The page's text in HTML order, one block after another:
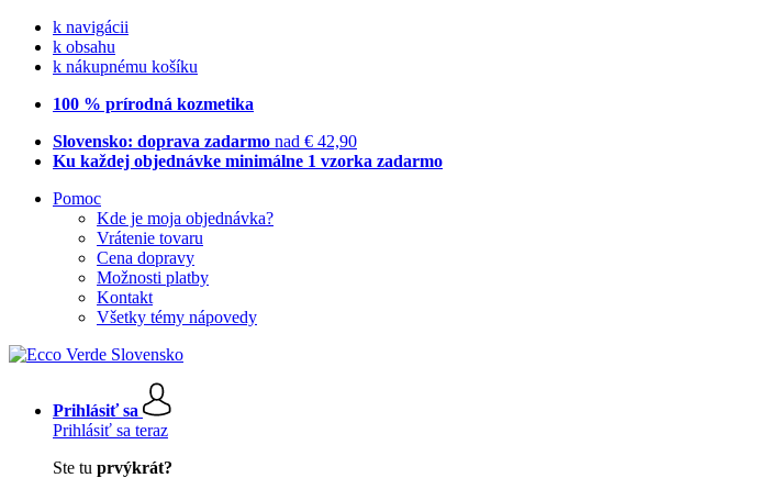
k navigácii
k obsahu
k nákupnému košíku
100 % prírodná kozmetika
Slovensko: doprava zadarmo nad € 42,90
Ku každej objednávke minimálne 1 vzorka zadarmo
Pomoc
Kde je moja objednávka?
Vrátenie tovaru
Cena dopravy
Možnosti platby
Kontakt
Všetky témy nápovedy
Prihlásiť sa
Prihlásiť sa teraz
Ste tu prvýkrát?